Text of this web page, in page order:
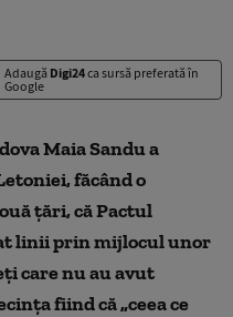
Adaugă Digi24ca sursă preferată în
Google
Maia Sandu a
făcând o
ţări, că Pactul
linii prin mijlocul unor
care nu au avut
fiind că „ceea ce